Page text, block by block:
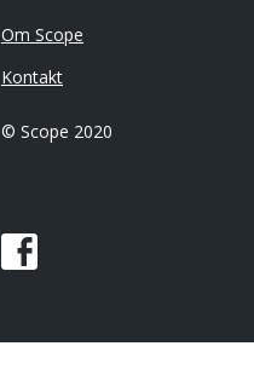
Om Scope
Kontakt
© Scope 2020